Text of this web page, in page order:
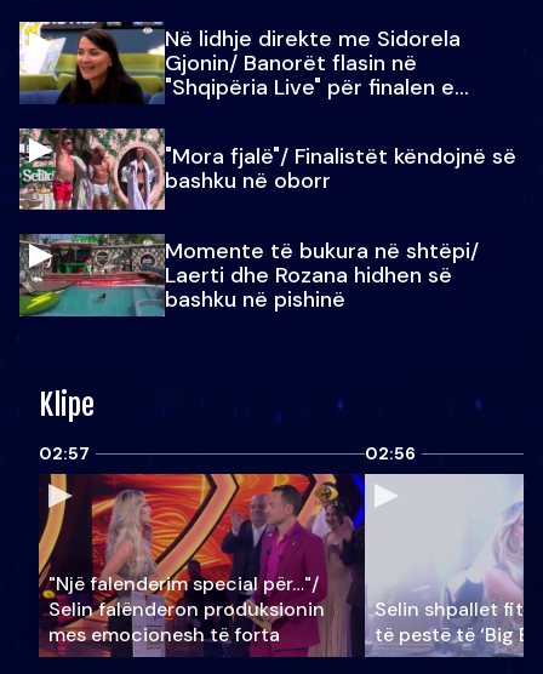
Në lidhje direkte me Sidorela
Gjonin/ Banorët flasin në
"Shqipëria Live" për finalen e
"Mora fjalë"/ Finalistët këndojnë së
bashku në oborr
Momente të bukura në shtëpi/
Laerti dhe Rozana hidhen së
bashku në pishinë
Klipe
02:57
"Një falenderim special për…"/
Selin falënderon produksionin
mes emocionesh të forta
02:56
Selin shpallet
të pestë të ‘Big